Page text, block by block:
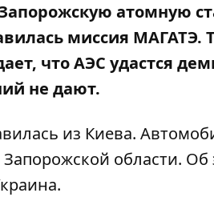
Запорожскую атомную
миссия МАГАТЭ.
что АЭС удастся
не дают.
из Киева.
области. Об
.